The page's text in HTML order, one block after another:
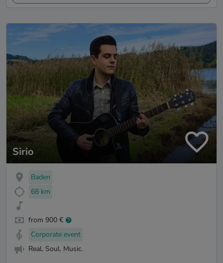
Sirio
Baden
68 km
from 900 €
Corporate event
Real. Soul. Music.